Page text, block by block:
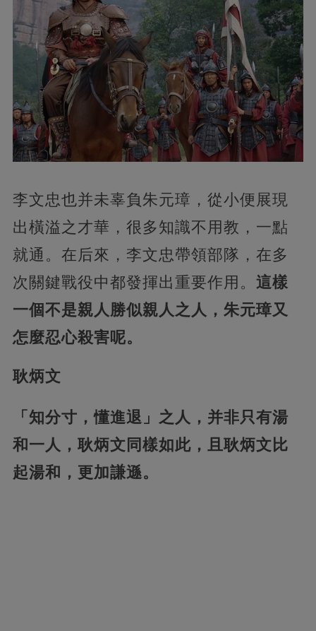
李文忠也并未辜負朱元璋，從小便展現
出橫溢之才華，很多知識不用教，一點
就通。在后來，李文忠帶領部隊，在多
次關鍵戰役中都發揮出重要作用。 這樣
一個不是親人勝似親人之人，朱元璋又
怎麼忍心殺害呢。
耿炳文
「知分寸，懂進退」之人，并非只有湯
和一人，耿炳文同樣如此，且耿炳文比
起湯和，更加謙遜。